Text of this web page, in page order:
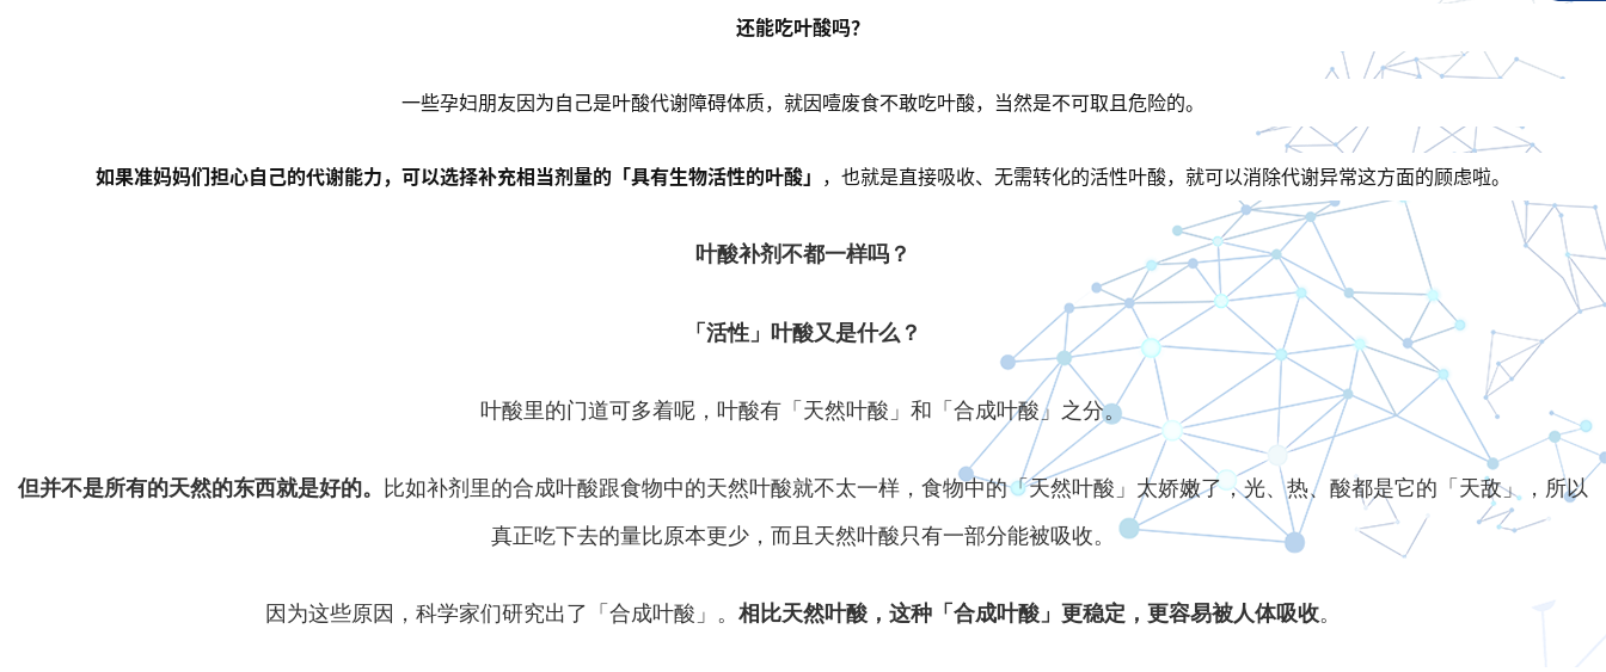
还能吃叶酸吗？
一些孕妇朋友因为自己是叶酸代谢障碍体质，就因噎废食不敢吃叶酸，当然是不可取且危险的。
如果准妈妈们担心自己的代谢能力，可以选择补充相当剂量的「具有生物活性的叶酸」 ，也就是直接吸收、无需转化的活性叶酸，就可以消除代谢异常这方面的顾虑啦。
叶酸补剂不都一样吗？
「活性」叶酸又是什么？
叶酸里的门道可多着呢，叶酸有「天然叶酸」和「合成叶酸」之分。
但并不是所有的天然的东西就是好的。
比如补剂里的合成叶酸跟食物中的天然叶酸就不太一样，食物中的「天然叶酸」太娇嫩了，光、热、酸都是它的「天敌」，所以
真正吃下去的量比原本更少，而且天然叶酸只有一部分能被吸收。
因为这些原因，科学家们研究出了「合成叶酸」。 相比天然叶酸，这种「合成叶酸」更稳定，更容易被人体吸收。